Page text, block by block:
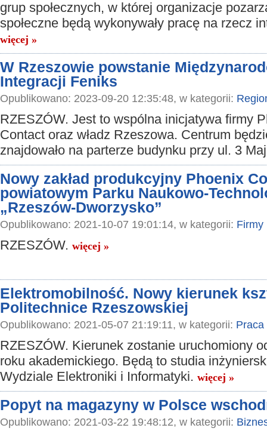
grup społecznych, w której organizacje
społeczne będą wykonywały pracę na rzecz
więcej »
W Rzeszowie powstanie
Integracji Feniks
Opublikowano: 2023-09-20 12:35:48, w kategorii:
RZESZÓW. Jest to wspólna inicjatywa firmy
Contact oraz władz Rzeszowa. Centrum
znajdowało na parterze budynku przy ul. 3
Nowy zakład produkcyjny Phoenix
powiatowym Parku Naukowo-
„Rzeszów-Dworzysko”
Opublikowano: 2021-10-07 19:01:14, w kategorii: Firmy
RZESZÓW. więcej »
Elektromobilność. Nowy kierunek
Politechnice Rzeszowskiej
Opublikowano: 2021-05-07 21:19:11, w kategorii: Praca
RZESZÓW. Kierunek zostanie uruchomiony
roku akademickiego. Będą to studia
Wydziale Elektroniki i Informatyki. więcej »
Popyt na magazyny w Polsce
Opublikowano: 2021-03-22 19:48:12, w kategorii: